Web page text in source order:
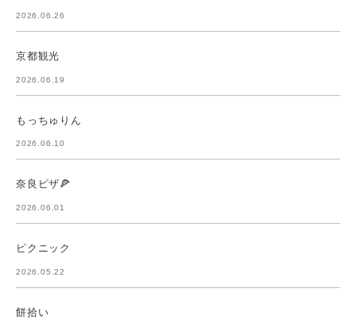
2026.06.26
京都観光
2026.06.19
もっちゅりん
2026.06.10
奈良ピザ🍕
2026.06.01
ピクニック
2026.05.22
餅拾い